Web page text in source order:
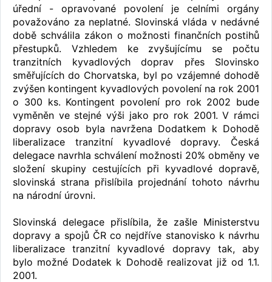
úřední - opravované povolení je celními orgány
považováno za neplatné. Slovinská vláda v nedávné
době schválila zákon o možnosti finančních postihů
přestupků. Vzhledem ke zvyšujícímu se počtu
tranzitních kyvadlových doprav přes Slovinsko
směřujících do Chorvatska, byl po vzájemné dohodě
zvýšen kontingent kyvadlových povolení na rok 2001
o 300 ks. Kontingent povolení pro rok 2002 bude
vyměněn ve stejné výši jako pro rok 2001. V rámci
dopravy osob byla navržena Dodatkem k Dohodě
liberalizace tranzitní kyvadlové dopravy. Česká
delegace navrhla schválení možnosti 20% obměny ve
složení skupiny cestujících při kyvadlové dopravě,
slovinská strana přislíbila projednání tohoto návrhu
na národní úrovni.
Slovinská delegace přislíbila, že zašle Ministerstvu
dopravy a spojů ČR co nejdříve stanovisko k návrhu
liberalizace tranzitní kyvadlové dopravy tak, aby
bylo možné Dodatek k Dohodě realizovat již od 1.1.
2001.